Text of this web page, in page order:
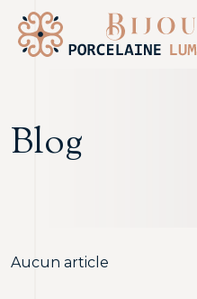
Blog
Aucun article